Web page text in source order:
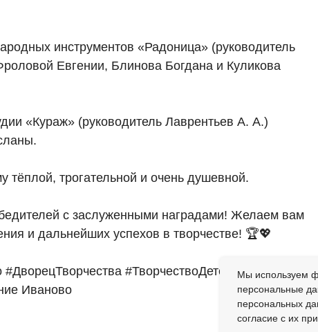
Мы используем
персональные
персональных
согласие с их
инструментов «Радоница» (руководитель
Евгении, Блинова Богдана и Куликова
«Кураж» (руководитель Лаврентьев А. А.)
тёплой, трогательной и очень душевной.
с заслуженными наградами! Желаем вам
и дальнейших успехов в творчестве! 🏆💖
#ТворчествоДетей
Иваново